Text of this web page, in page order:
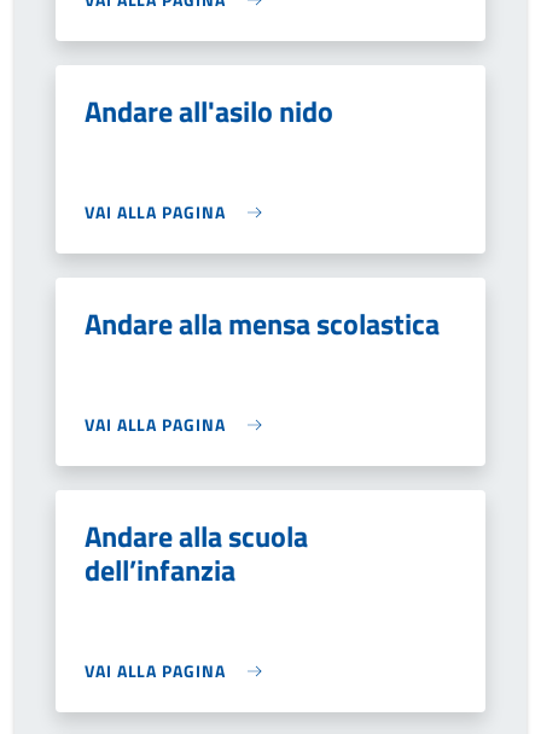
Andare all'asilo nido
VAI ALLA PAGINA
Andare alla mensa scolastica
VAI ALLA PAGINA
Andare alla scuola
dell’infanzia
VAI ALLA PAGINA